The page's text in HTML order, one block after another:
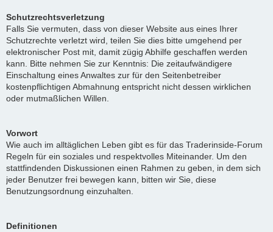
Schutzrechtsverletzung
Falls Sie vermuten, dass von dieser Website aus eines Ihrer
Schutzrechte verletzt wird, teilen Sie dies bitte umgehend per
elektronischer Post mit, damit zügig Abhilfe geschaffen werden
kann. Bitte nehmen Sie zur Kenntnis: Die zeitaufwändigere
Einschaltung eines Anwaltes zur für den Seitenbetreiber
kostenpflichtigen Abmahnung entspricht nicht dessen wirklichen
oder mutmaßlichen Willen.
Vorwort
Wie auch im alltäglichen Leben gibt es für das Traderinside-Forum
Regeln für ein soziales und respektvolles Miteinander. Um den
stattfindenden Diskussionen einen Rahmen zu geben, in dem sich
jeder Benutzer frei bewegen kann, bitten wir Sie, diese
Benutzungsordnung einzuhalten.
Definitionen